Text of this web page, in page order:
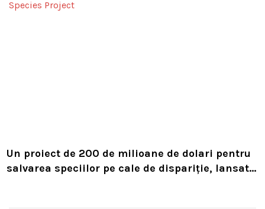
Un proiect de 200 de milioane de dolari pentru
salvarea speciilor pe cale de dispariție, lansat